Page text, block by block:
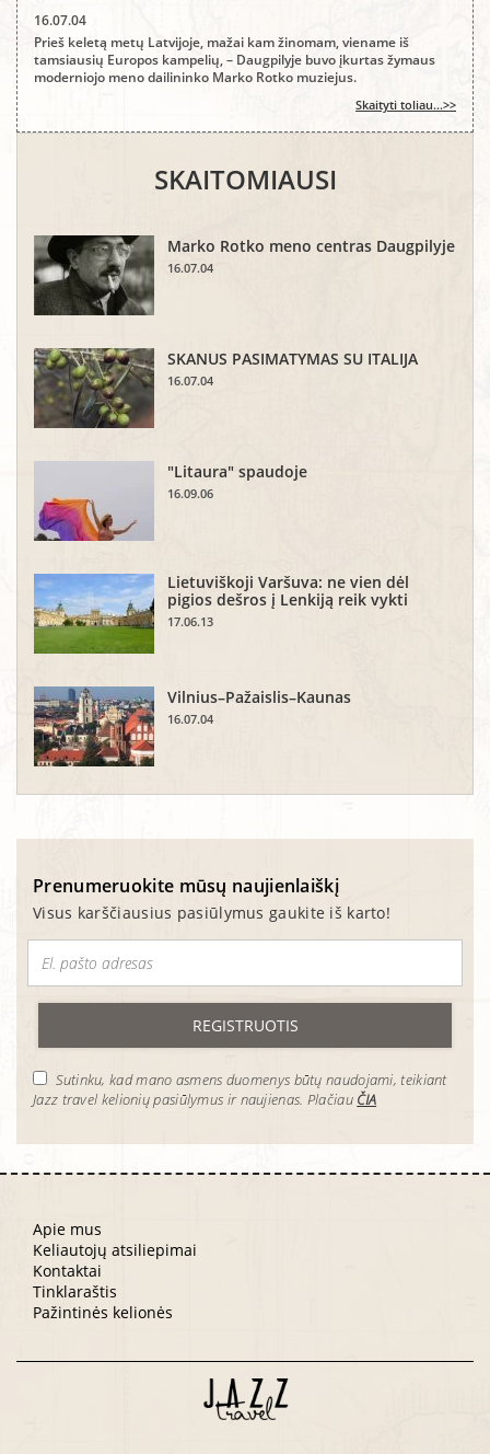
16.07.04
Prieš keletą metų Latvijoje, mažai kam žinomam, viename iš
tamsiausių Europos kampelių, – Daugpilyje buvo įkurtas žymaus
moderniojo meno dailininko Marko Rotko muziejus.
Skaityti toliau...>>
SKAITOMIAUSI
Marko Rotko meno centras Daugpilyje
16.07.04
SKANUS PASIMATYMAS SU ITALIJA
16.07.04
"Litaura" spaudoje
16.09.06
Lietuviškoji Varšuva: ne vien dėl
pigios dešros į Lenkiją reik vykti
17.06.13
Vilnius–Pažaislis–Kaunas
16.07.04
Prenumeruokite mūsų naujienlaiškį
Visus karščiausius pasiūlymus gaukite iš karto!
REGISTRUOTIS
Sutinku, kad mano asmens duomenys būtų naudojami, teikiant
Jazz travel kelionių pasiūlymus ir naujienas. Plačiau ČIA
Apie mus
Keliautojų atsiliepimai
Kontaktai
Tinklaraštis
Pažintinės kelionės